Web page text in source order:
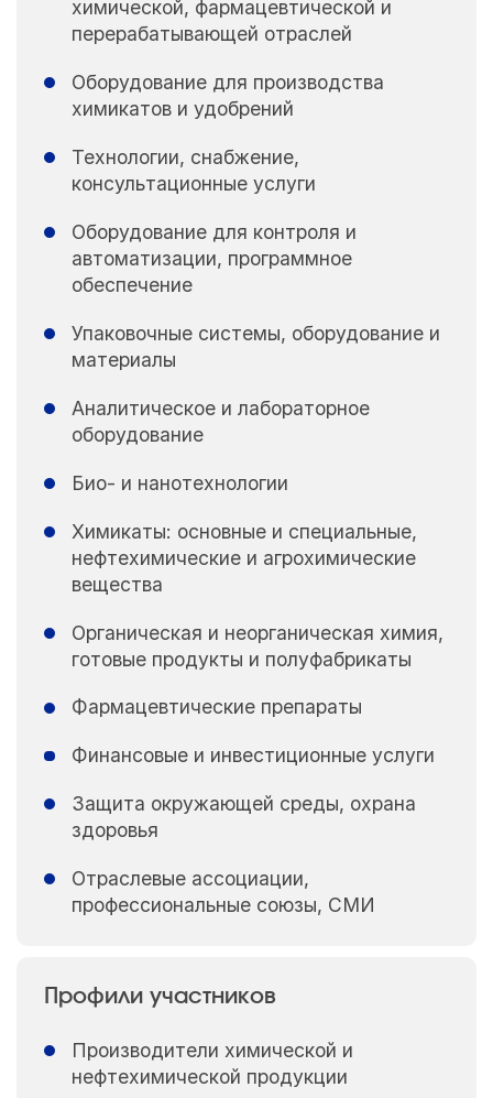
химической, фармацевтической и
перерабатывающей отраслей
Оборудование для производства
химикатов и удобрений
Технологии, снабжение,
консультационные услуги
Оборудование для контроля и
автоматизации, программное
обеспечение
Упаковочные системы, оборудование и
материалы
Аналитическое и лабораторное
оборудование
Био- и нанотехнологии
Химикаты: основные и специальные,
нефтехимические и агрохимические
вещества
Органическая и неорганическая химия,
готовые продукты и полуфабрикаты
Фармацевтические препараты
Финансовые и инвестиционные услуги
Защита окружающей среды, охрана
здоровья
Отраслевые ассоциации,
профессиональные союзы, СМИ
Профили участников
Производители химической и
нефтехимической продукции